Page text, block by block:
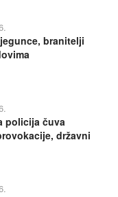
branitelji
policija čuva
državni